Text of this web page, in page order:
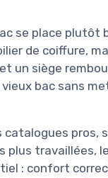
se place plutôt
de coiffure,
un siège
bac sans
catalogues
travaillées,
: confort